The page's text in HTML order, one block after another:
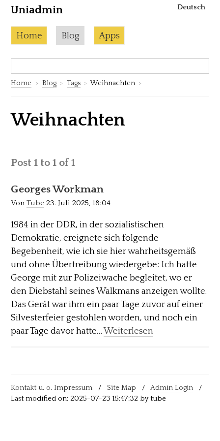
Uniadmin Deutsch
Skip to content
Home Current page:
Blog Apps
Home Blog Tags Weihnachten
Weihnachten
Post 1 to 1 of 1
Georges Workman
VonTube 23. Juli 2025, 18:04
1984 in der DDR, in der sozialistischen
Demokratie, ereignete sich folgende
Begebenheit, wie ich sie hier wahrheitsgemäß
und ohne Übertreibung wiedergebe: Ich hatte
George mit zur Polizeiwache begleitet, wo er
den Diebstahl seines Walkmans anzeigen wollte.
Das Gerät war ihm ein paar Tage zuvor auf einer
Silvesterfeier gestohlen worden, und noch ein
paar Tage davor hatte…Weiterlesen
Kontakt u. o. Impressum /Site Map /Admin Login /
Last modified on: 2025-07-23 15:47:32 by tube